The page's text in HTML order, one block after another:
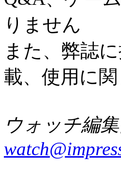
りません
また、弊誌
載、使用に
ウォッチ編